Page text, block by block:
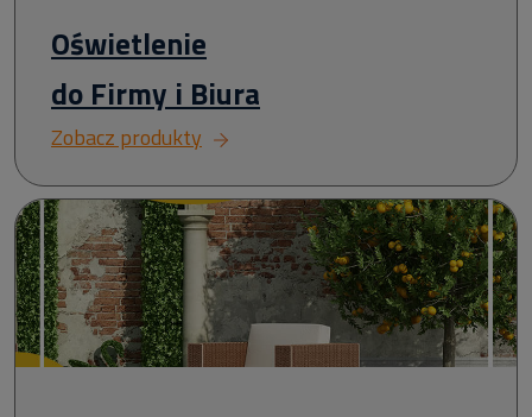
Oświetlenie
do Firmy i Biura
Zobacz produkty